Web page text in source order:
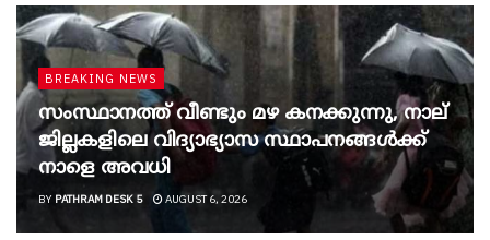
BREAKING NEWS
സംസ്ഥാനത്ത് വീണ്ടും മഴ കനക്കുന്നു, നാല്
ജില്ലകളിലെ വിദ്യാഭ്യാസ സ്ഥാപനങ്ങൾക്ക്
നാളെ അവധി
BY PATHRAM DESK 5 AUGUST 6, 2026